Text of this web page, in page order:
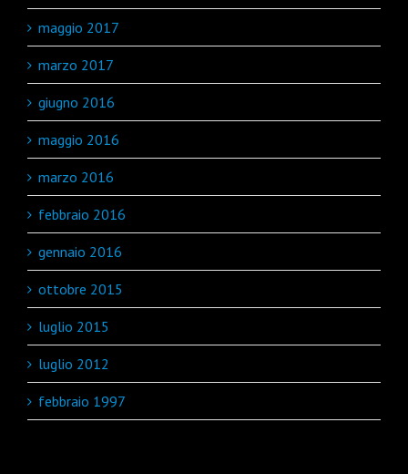
maggio 2017
marzo 2017
giugno 2016
maggio 2016
marzo 2016
febbraio 2016
gennaio 2016
ottobre 2015
luglio 2015
luglio 2012
febbraio 1997